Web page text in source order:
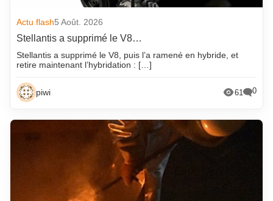
Actu flash5 Août. 2026
Stellantis a supprimé le V8…
Stellantis a supprimé le V8, puis l’a ramené en hybride, et
retire maintenant l’hybridation : […]
piwi 61 0